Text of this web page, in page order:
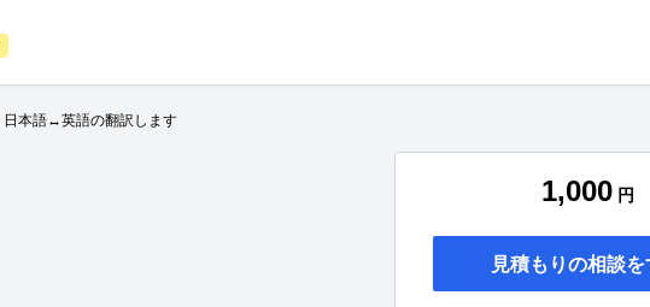
日本語↔英語の翻訳します
1,000 円
見積もりの相談を